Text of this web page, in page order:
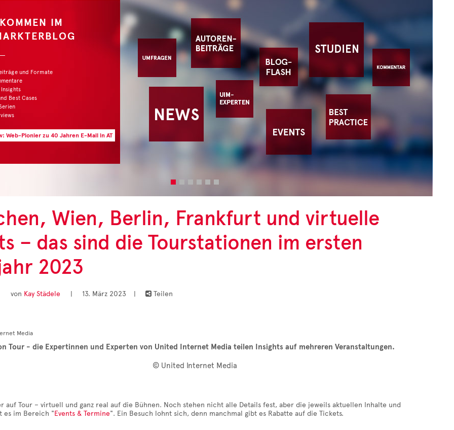
ZAHL DES MONATS
Unter der Rubrik
"Zahl des Monats" stellen
wir interessante Studien
und deren Ergebnisse vor.
Zur aktuellen Zahl des Monats
Wien, Berlin, Frankfurt und virtuelle
– das sind die Tourstationen im ersten
2023
von Kay Städele | 13. März 2023 |  Teilen
Tour - die Expertinnen und Experten von United Internet Media teilen Insights auf mehreren Veranstaltungen.
© United Internet Media
auf Tour – virtuell und ganz real auf die Bühnen. Noch stehen nicht alle Details fest, aber die jeweils aktuellen Inhalte und
es im Bereich "Events & Termine". Ein Besuch lohnt sich, denn manchmal gibt es Rabatte auf die Tickets.